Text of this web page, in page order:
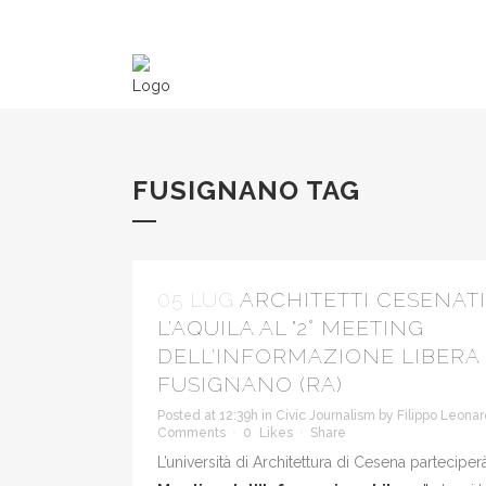
FUSIGNANO TAG
05 LUG ARCHITETTI
L'AQUILA AL "2° MEETING
DELL'INFORMAZIONE LIBERA
FUSIGNANO (RA)
Posted at 12:39h in Civic Journalism by Filippo
Comments
0 Likes Share
L’università di Architettura di Cesena